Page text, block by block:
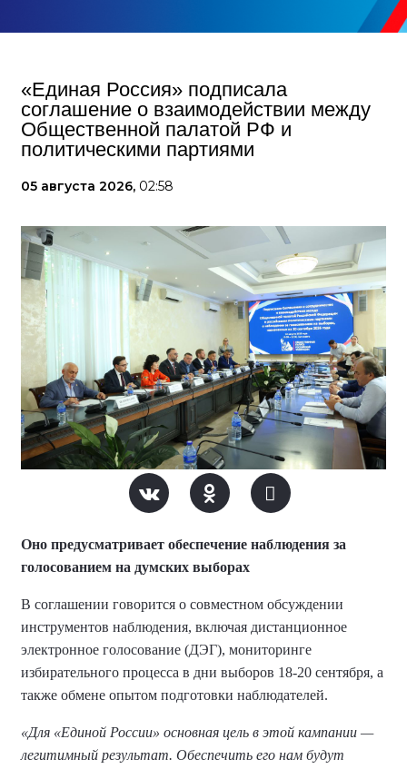
«Единая Россия» подписала
соглашение о взаимодействии между
Общественной палатой РФ и
политическими партиями
05 августа 2026, 02:58
Оно предусматривает обеспечение наблюдения за
голосованием на думских выборах
В соглашении говорится о совместном обсуждении
инструментов наблюдения, включая дистанционное
электронное голосование (ДЭГ), мониторинге
избирательного процесса в дни выборов 18-20 сентября, а
также обмене опытом подготовки наблюдателей.
«Для «Единой России» основная цель в этой кампании —
легитимный результат. Обеспечить его нам будут